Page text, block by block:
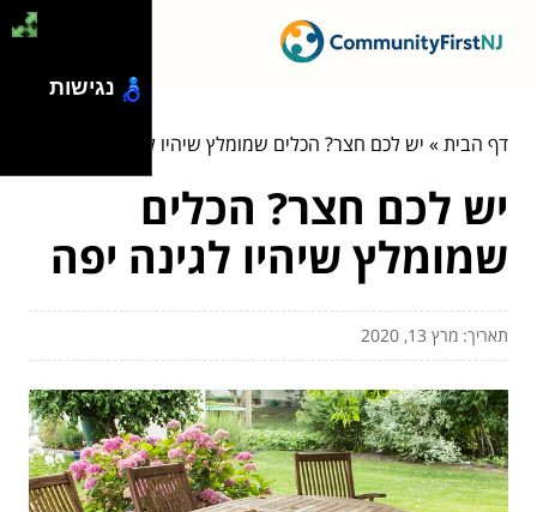
דף הבית» יש לכם חצר? הכלים שמומלץ שיהיו לגינה יפה
יש לכם חצר? הכלים
שמומלץ שיהיו לגינה יפה
תאריך: מרץ 13, 2020
נגישות